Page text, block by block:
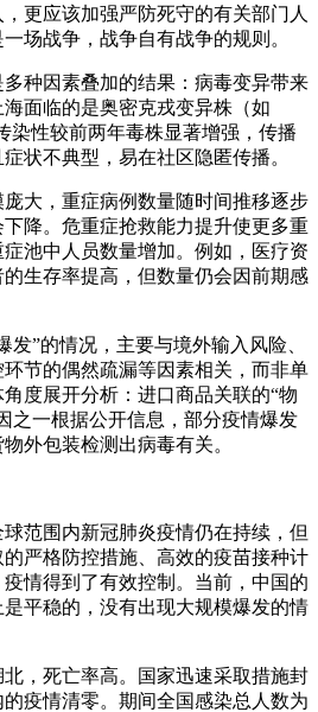
更应该加强严防死守的有关部门人
场战争，战争自有战争的规则。
种因素叠加的结果：病毒变异带来
面临的是奥密克戎变异株（如
染性较前两年毒株显著增强，传播
状不典型，易在社区隐匿传播。
大，重症病例数量随时间推移逐步
降。危重症抢救能力提升使更多重
池中人员数量增加。例如，医疗资
生存率提高，但数量仍会因前期感
发”的情况，主要与境外输入风险、
节的偶然疏漏等因素相关，而非单
度展开分析：进口商品关联的“物
之一根据公开信息，部分疫情爆发
外包装检测出病毒有关。
范围内新冠肺炎疫情仍在持续，但
严格防控措施、高效的疫苗接种计
情得到了有效控制。当前，中国的
平稳的，没有出现大规模爆发的情
，死亡率高。国家迅速采取措施封
疫情清零。期间全国感染总人数为